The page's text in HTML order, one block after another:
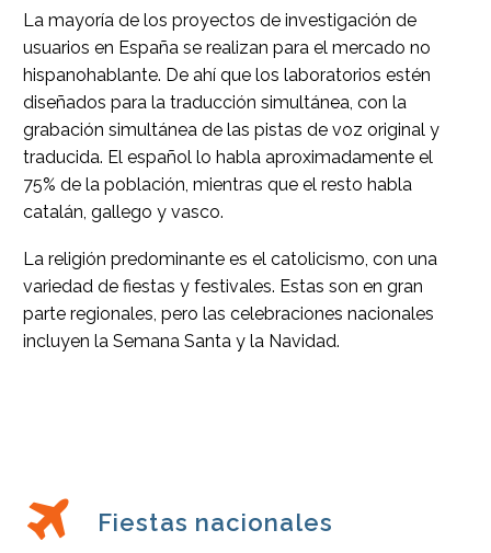
La mayoría de los proyectos de investigación de
usuarios en España se realizan para el mercado no
hispanohablante. De ahí que los laboratorios estén
diseñados para la traducción simultánea, con la
grabación simultánea de las pistas de voz original y
traducida. El español lo habla aproximadamente el
75% de la población, mientras que el resto habla
catalán, gallego y vasco.
La religión predominante es el catolicismo, con una
variedad de fiestas y festivales. Estas son en gran
parte regionales, pero las celebraciones nacionales
incluyen la Semana Santa y la Navidad.

 Fiestas nacionales